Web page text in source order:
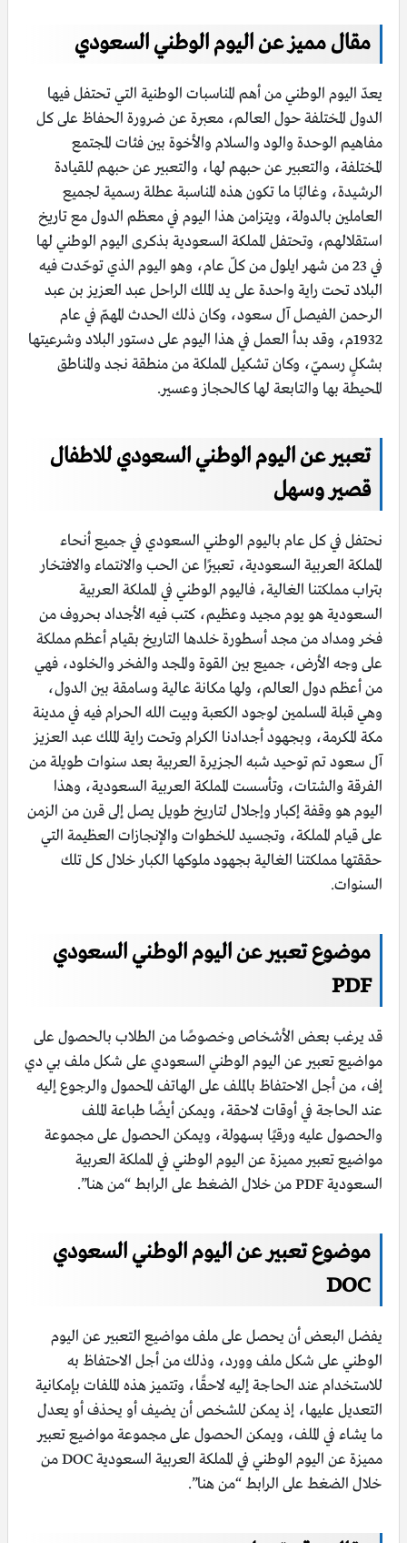
مقال مميز عن اليوم الوطني السعودي
يعدّ اليوم الوطني من أهم المناسبات الوطنية التي تحتفل فيها
الدول المختلفة حول العالم، معبرة عن ضرورة الحفاظ على كل
مفاهيم الوحدة والود والسلام والأخوة بين فئات المجتمع
المختلفة، والتعبير عن حبهم لها، والتعبير عن حبهم للقيادة
الرشيدة، وغالبًا ما تكون هذه المناسبة عطلة رسمية لجميع
العاملين بالدولة، ويتزامن هذا اليوم في معظم الدول مع تاريخ
استقلالهم، وتحتفل المملكة السعودية بذكرى اليوم الوطني لها
في 23 من شهر ايلول من كلّ عام، وهو اليوم الذي توحّدت فيه
البلاد تحت راية واحدة على يد الملك الراحل عبد العزيز بن عبد
الرحمن الفيصل آل سعود، وكان ذلك الحدث المهمّ في عام
1932م، وقد بدأ العمل في هذا اليوم على دستور البلاد وشرعيتها
بشكلٍ رسميّ، وكان تشكيل المملكة من منطقة نجد والمناطق
المحيطة بها والتابعة لها كالحجاز وعسير.
تعبير عن اليوم الوطني السعودي للاطفال
قصير وسهل
نحتفل في كل عام باليوم الوطني السعودي في جميع أنحاء
المملكة العربية السعودية، تعبيرًا عن الحب والانتماء والافتخار
بتراب مملكتنا الغالية، فاليوم الوطني في المملكة العربية
السعودية هو يوم مجيد وعظيم، كتب فيه الأجداد بحروف من
فخر ومداد من مجد أسطورة خلدها التاريخ بقيام أعظم مملكة
على وجه الأرض، جميع بين القوة والمجد والفخر والخلود، فهي
من أعظم دول العالم، ولها مكانة عالية وسامقة بين الدول،
وهي قبلة المسلمين لوجود الكعبة وبيت الله الحرام فيه في مدينة
مكة المكرمة، وبجهود أجدادنا الكرام وتحت راية الملك عبد العزيز
آل سعود تم توحيد شبه الجزيرة العربية بعد سنوات طويلة من
الفرقة والشتات، وتأسست المملكة العربية السعودية، وهذا
اليوم هو وقفة إكبار وإجلال لتاريخ طويل يصل إلى قرن من الزمن
على قيام المملكة، وتجسيد للخطوات والإنجازات العظيمة التي
حققتها مملكتنا الغالية بجهود ملوكها الكبار خلال كل تلك
السنوات.
موضوع تعبير عن اليوم الوطني السعودي
PDF
قد يرغب بعض الأشخاص وخصوصًا من الطلاب بالحصول على
مواضيع تعبير عن اليوم الوطني السعودي على شكل ملف بي دي
إف، من أجل الاحتفاظ بالملف على الهاتف المحمول والرجوع إليه
عند الحاجة في أوقات لاحقة، ويمكن أيضًا طباعة الملف
والحصول عليه ورقيًا بسهولة، ويمكن الحصول على مجموعة
مواضيع تعبير مميزة عن اليوم الوطني في المملكة العربية
السعودية PDF من خلال الضغط على الرابط “من هنا”.
موضوع تعبير عن اليوم الوطني السعودي
DOC
يفضل البعض أن يحصل على ملف مواضيع التعبير عن اليوم
الوطني على شكل ملف وورد، وذلك من أجل الاحتفاظ به
للاستخدام عند الحاجة إليه لاحقًا، وتتميز هذه الملفات بإمكانية
التعديل عليها، إذ يمكن للشخص أن يضيف أو يحذف أو يعدل
ما يشاء في الملف، ويمكن الحصول على مجموعة مواضيع تعبير
مميزة عن اليوم الوطني في المملكة العربية السعودية DOC من
خلال الضغط على الرابط “من هنا”.